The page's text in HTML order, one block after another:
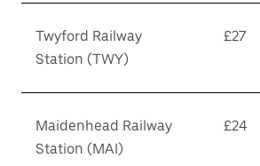
Twyford Railway
Station (TWY)
£27
Maidenhead Railway
Station (MAI)
£24